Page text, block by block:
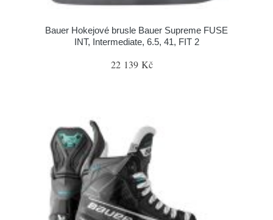
Bauer Hokejové brusle Bauer Supreme FUSE
INT, Intermediate, 6.5, 41, FIT 2
22 139 Kč